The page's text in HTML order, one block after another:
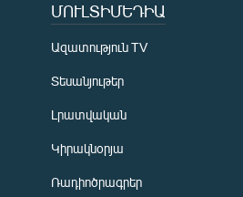
ՏԵՍԱՆՅՈՒԹԵՐ
ԲԱՆԱՎԵՃ
ՁԳՏԵԼՈՎ ԼԱՎԱԳՈՒՅՆԻՆ
ՓՈԴՔԱՍԹ
ՄՈՒԼՏԻՄԵԴԻԱ
Ազատություն TV
Տեսանյութեր
Լրատվական
Կիրակնօրյա
Ռադիոծրագրեր